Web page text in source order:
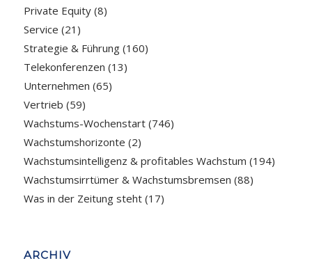
Private Equity(8)
Service (21)
Strategie & Führung(160)
Telekonferenzen (13)
Unternehmen (65)
Vertrieb (59)
Wachstums-Wochenstart(746)
Wachstumshorizonte (2)
Wachstumsintelligenz & profitables Wachstum (194)
Wachstumsirrtümer & Wachstumsbremsen (88)
Was in der Zeitung steht(17)
ARCHIV